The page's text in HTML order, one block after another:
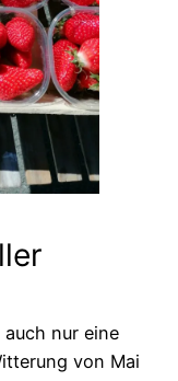
nur eine
von Mai